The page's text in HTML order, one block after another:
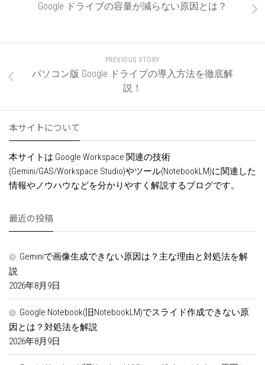
Google ドライブの容量が減らない原因とは？
PREVIOUS STORY
パソコン版 Google ドライブの導入方法を徹底解
説！
本サイトについて
本サイトは Google Workspace 関連の技術
(Gemini/GAS/Workspace Studio)やツール(NotebookLM)に関連した
情報やノウハウなどを分かりやすく解説するブログです。
最近の投稿
Geminiで画像生成できない原因は？主な理由と対処法を解
説
2026年8月9日
Google Notebook(旧NotebookLM)でスライド作成できない原
因とは？対処法を解説
2026年8月9日